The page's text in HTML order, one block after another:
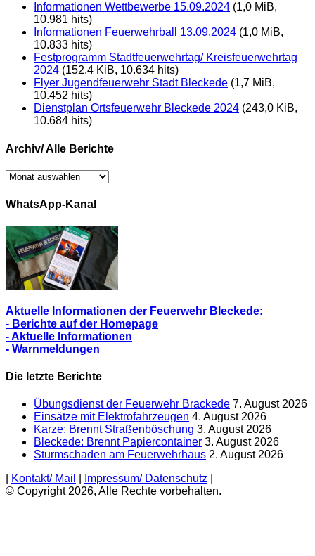
Informationen Wettbewerbe 15.09.2024 (1,0 MiB,
10.981 hits)
Informationen Feuerwehrball 13.09.2024 (1,0 MiB,
10.833 hits)
Festprogramm Stadtfeuerwehrtag/ Kreisfeuerwehrtag
2024 (152,4 KiB, 10.634 hits)
Flyer Jugendfeuerwehr Stadt Bleckede (1,7 MiB,
10.452 hits)
Dienstplan Ortsfeuerwehr Bleckede 2024 (243,0 KiB,
10.684 hits)
Archiv/ Alle Berichte
Archiv/
Berichte
WhatsApp-Kanal
Aktuelle Informationen der Feuerwehr Bleckede:
- Berichte auf der Homepage
- Aktuelle Informationen
- Warnmeldungen
Die letzte Berichte
Übungsdienst der Feuerwehr Brackede 7. August 2026
Einsätze mit Elektrofahrzeugen 4. August 2026
Karze: Brennt Straßenböschung 3. August 2026
Bleckede: Brennt Papiercontainer 3. August 2026
Sturmschaden am Feuerwehrhaus 2. August 2026
Kontakt/ Mail Impressum/ Datenschutz
© Copyright 2026, Alle Rechte vorbehalten.